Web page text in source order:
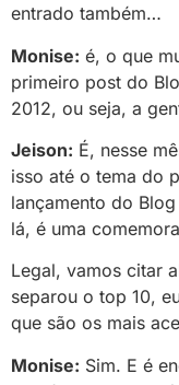
entrado também…
Monise: é, o que
primeiro post do
2012, ou seja, a
Jeison: É, nesse
isso até o tema do
lançamento do
lá, é uma
Legal, vamos citar
separou o top 10,
que são os mais
Monise: Sim. E é